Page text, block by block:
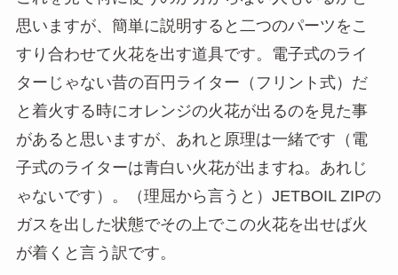
思いますが、簡単に説明すると二つのパーツをこ
すり合わせて火花を出す道具です。電子式のライ
ターじゃない昔の百円ライター（フリント式）だ
と着火する時にオレンジの火花が出るのを見た事
があると思いますが、あれと原理は一緒です（電
子式のライターは青白い火花が出ますね。あれじ
ゃないです）。（理屈から言うと）JETBOIL ZIPの
ガスを出した状態でその上でこの火花を出せば火
が着くと言う訳です。